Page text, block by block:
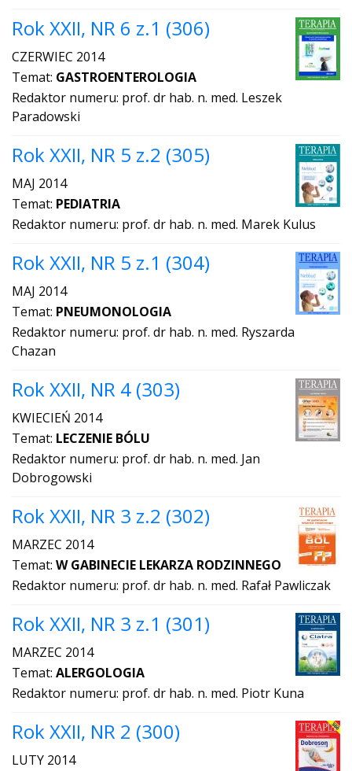
Rok XXII, NR 6 z.1 (306)
CZERWIEC 2014
Temat: GASTROENTEROLOGIA
Redaktor numeru: prof. dr hab. n. med. Leszek
Paradowski
Rok XXII, NR 5 z.2 (305)
MAJ 2014
Temat: PEDIATRIA
Redaktor numeru: prof. dr hab. n. med. Marek Kulus
Rok XXII, NR 5 z.1 (304)
MAJ 2014
Temat: PNEUMONOLOGIA
Redaktor numeru: prof. dr hab. n. med. Ryszarda
Chazan
Rok XXII, NR 4 (303)
KWIECIEŃ 2014
Temat: LECZENIE BÓLU
Redaktor numeru: prof. dr hab. n. med. Jan
Dobrogowski
Rok XXII, NR 3 z.2 (302)
MARZEC 2014
Temat: W GABINECIE LEKARZA RODZINNEGO
Redaktor numeru: prof. dr hab. n. med. Rafał Pawliczak
Rok XXII, NR 3 z.1 (301)
MARZEC 2014
Temat: ALERGOLOGIA
Redaktor numeru: prof. dr hab. n. med. Piotr Kuna
Rok XXII, NR 2 (300)
LUTY 2014